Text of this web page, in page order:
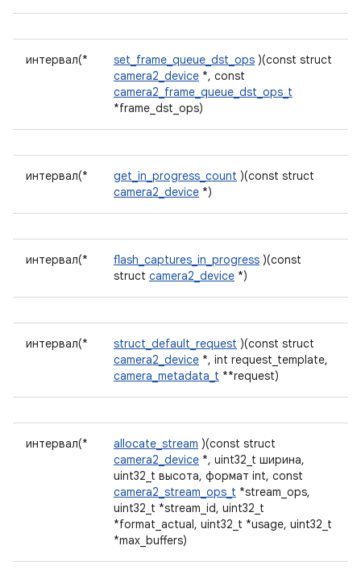
интервал(* set_frame_queue_dst_ops )(const struct
camera2_device *, const
camera2_frame_queue_dst_ops_t
*frame_dst_ops)
интервал(* get_in_progress_count )(const struct
camera2_device *)
интервал(* flash_captures_in_progress )(const
struct camera2_device *)
интервал(* struct_default_request )(const struct
camera2_device *, int request_template,
camera_metadata_t **request)
интервал(* allocate_stream )(const struct
camera2_device *, uint32_t ширина,
uint32_t высота, формат int, const
camera2_stream_ops_t *stream_ops,
uint32_t *stream_id, uint32_t
*format_actual, uint32_t *usage, uint32_t
*max_buffers)